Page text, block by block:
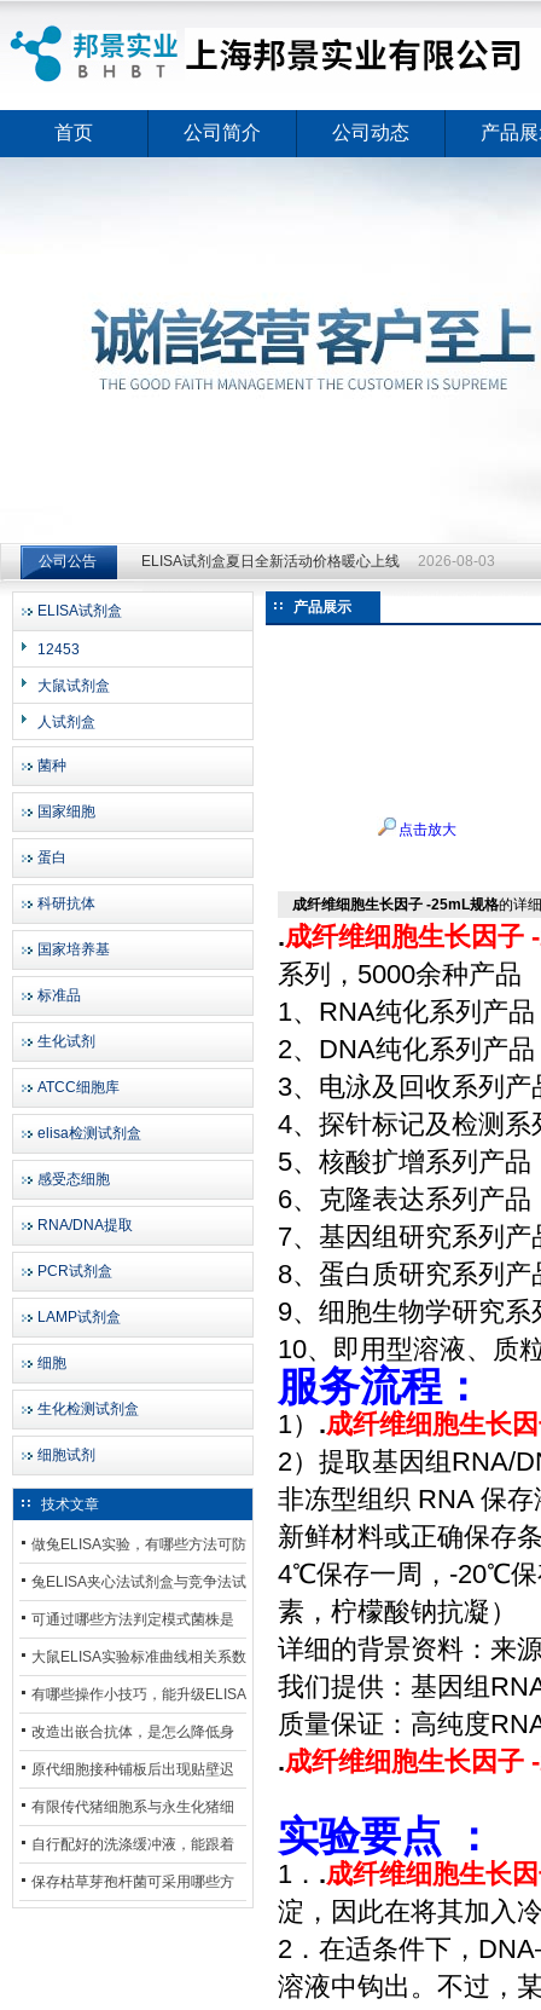
上海邦景实业有限公司
首页 公司简介 公司动态 产品
公司公告 ELISA试剂盒夏日全新活动价格暖心上线 2026-08-03
ELISA试剂盒夏日全新活动价格暖心上线
ELISA试剂盒
12453
大鼠试剂盒
人试剂盒
菌种
国家细胞
蛋白
科研抗体
国家培养基
标准品
生化试剂
ATCC细胞库
elisa检测试剂盒
感受态细胞
RNA/DNA提取
PCR试剂盒
LAMP试剂盒
细胞
生化检测试剂盒
细胞试剂
技术文章
做兔ELISA实验，有哪些方法可防
止平台效应发生？
兔ELISA夹心法试剂盒与竞争法试
剂盒，适用检测场景存在哪些差
异？
可通过哪些方法判定模式菌株是
否存在杂菌污染？
大鼠ELISA实验标准曲线相关系数
偏低，可从哪些维度开展问题排
查？
有哪些操作小技巧，能升级ELISA
的LOD与LOQ性能？
改造出嵌合抗体，是怎么降低身
体生成抗鼠抗体（HAMA）的？
原代细胞接种铺板后出现贴壁迟
缓、悬浮细胞数量偏多的现象的
主要诱因
有限传代猪细胞系与永生化猪细
胞系，二者在增殖存活周期上有
什么区别？
自行配好的洗涤缓冲液，能跟着
试剂盒原装干粉放一处储存吗？
保存枯草芽孢杆菌可采用哪些方
产品展示
点击放大
成纤维细胞生长因子 -25mL规格的详
.成纤维细胞生长因子
系列，5000余种产品
1、RNA纯化系列产品
2、DNA纯化系列产品
3、电泳及回收系列产
4、探针标记及检测系
5、核酸扩增系列产品
6、克隆表达系列产品
7、基因组研究系列产
8、蛋白质研究系列产
9、细胞生物学研究系
10、即用型溶液、质
服务流程：
1） .成纤维细胞生长
2）提取基因组RNA/
非冻型组织 RNA 保
新鲜材料或正确保存
4℃保存一周，-20℃保
素，柠檬酸钠抗凝）
详细的背景资料：来
我们提供：基因组
质量保证：高纯度
.成纤维细胞生长因子
实验要点 ：
1． .成纤维细胞生长
淀，因此在将其加入
2．在适条件下，
溶液中钩出。不过，